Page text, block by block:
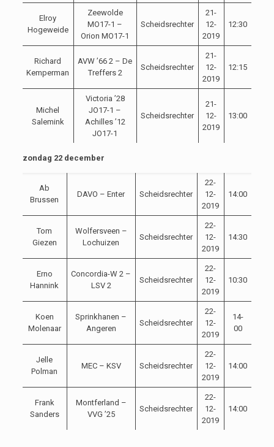
Elroy
Hogeweide
Zeewolde
MO17-1 –
Orion MO17-1
Scheidsrechter
21-
12-
2019
12:30
Richard
Kemperman
AVW ’66 2 – De
Treffers 2
Scheidsrechter
21-
12-
2019
12:15
Michel
Salemink
Victoria ’28
JO17-1 –
Achilles ’12
JO17-1
Scheidsrechter
21-
12-
2019
13:00
zondag 22 december
Ab
Brussen
DAVO – Enter Scheidsrechter
22-
12-
2019
14:00
Tom
Giezen
Wolfersveen –
Lochuizen
Scheidsrechter
22-
12-
2019
14:30
Erno
Hannink
Concordia-W 2 –
LSV 2
Scheidsrechter
22-
12-
2019
10:30
Koen
Molenaar
Sprinkhanen –
Angeren
Scheidsrechter
22-
12-
2019
14-
00
Jelle
Polman
MEC – KSV Scheidsrechter
22-
12-
2019
14:00
Frank
Sanders
Montferland –
VVG ’25
Scheidsrechter
22-
12-
2019
14:00